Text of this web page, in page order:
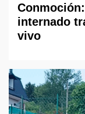
internado
vivo